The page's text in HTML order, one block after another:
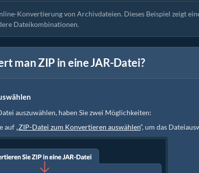
Konvertierung von Archivdateien. Dieses Beispiel zeigt
Dateikombinationen.
man ZIP in eine JAR-Datei?
auszuwählen, haben Sie zwei Möglichkeiten:
auf „ZIP-Datei zum Konvertieren auswählen“, um das